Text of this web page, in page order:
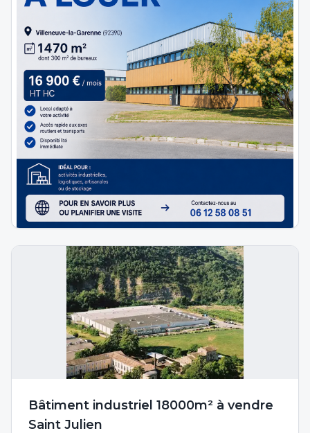
Bâtiment industriel 18000m² à vendre
Saint Julien